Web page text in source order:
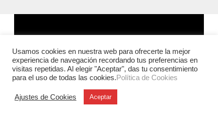
Usamos cookies en nuestra web para ofrecerte la mejor
experiencia de navegación recordando tus preferencias en
visitas repetidas. Al elegir "Aceptar", das tu consentimiento
para el uso de todas las cookies.Política de Cookies
Ajustes de Cookies Aceptar